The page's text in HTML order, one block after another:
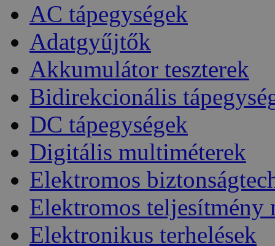
AC tápegységek
Adatgyűjtők
Akkumulátor teszterek
Bidirekcionális
DC tápegységek
Digitális multiméterek
Elektromos
Elektromos teljesítmény
Elektronikus terhelések